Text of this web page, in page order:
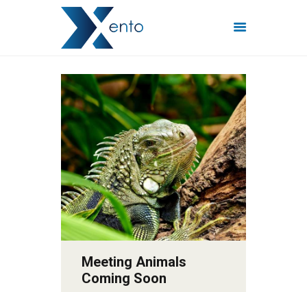
POČETNA
INTERNET PAKETI
MREŽE
FISKALIZACIJA
ČESTO POSTAVLJENA
PITANJA
KONTAKT
Meeting Animals
Coming Soon